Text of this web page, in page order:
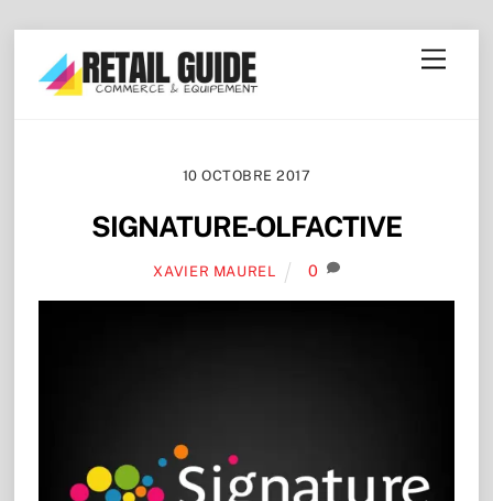
content
Menu
10 OCTOBRE 2017
SIGNATURE-OLFACTIVE
XAVIER MAUREL 0